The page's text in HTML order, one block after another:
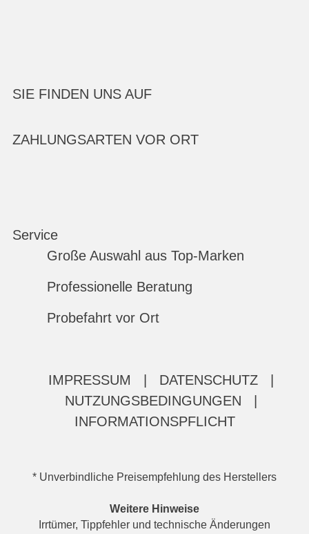
SIE FINDEN UNS AUF
ZAHLUNGSARTEN VOR ORT
Service
Große Auswahl aus Top-Marken
Professionelle Beratung
Probefahrt vor Ort
IMPRESSUM DATENSCHUTZ
NUTZUNGSBEDINGUNGEN
INFORMATIONSPFLICHT
* Unverbindliche Preisempfehlung des Herstellers
Weitere Hinweise
Irrtümer, Tippfehler und technische Änderungen